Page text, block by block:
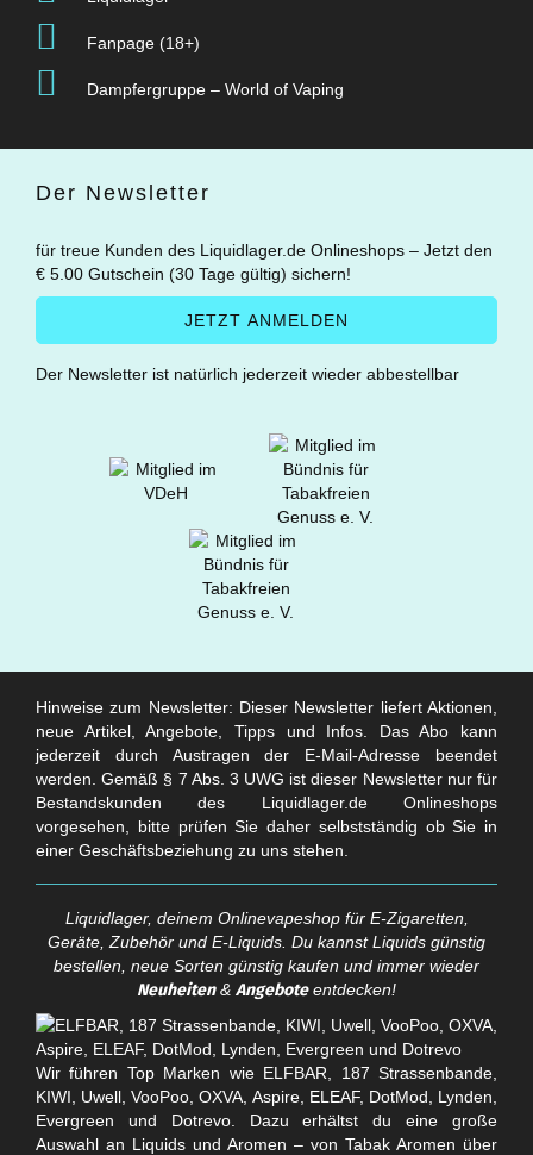
Fanpage (18+)
Dampfergruppe – World of Vaping
Der Newsletter
für treue Kunden des Liquidlager.de Onlineshops – Jetzt den
€ 5.00 Gutschein (30 Tage gültig) sichern!
Der Newsletter ist natürlich jederzeit wieder abbestellbar
Hinweise zum Newsletter: Dieser Newsletter liefert Aktionen,
neue Artikel, Angebote, Tipps und Infos. Das Abo kann
jederzeit durch Austragen der E-Mail-Adresse beendet
werden. Gemäß § 7 Abs. 3 UWG ist dieser Newsletter nur für
Bestandskunden des Liquidlager.de Onlineshops
vorgesehen, bitte prüfen Sie daher selbstständig ob Sie in
einer Geschäftsbeziehung zu uns stehen.
Liquidlager, deinem Onlinevapeshop für E-Zigaretten,
Geräte, Zubehör und E-Liquids. Du kannst Liquids günstig
bestellen, neue Sorten günstig kaufen und immer wieder
Neuheiten& Angeboteentdecken!
Wir führen Top Marken wie ELFBAR, 187 Strassenbande,
KIWI, Uwell, VooPoo, OXVA, Aspire, ELEAF, DotMod, Lynden,
Evergreen und Dotrevo. Dazu erhältst du eine große
Auswahl an Liquids und Aromen – von Tabak Aromen über